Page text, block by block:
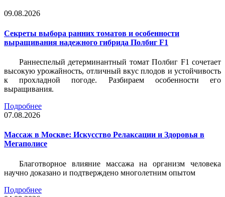
09.08.2026
Секреты выбора ранних томатов и особенности
выращивания надежного гибрида Полбиг F1
Раннеспелый детерминантный томат Полбиг F1 сочетает
высокую урожайность, отличный вкус плодов и устойчивость
к прохладной погоде. Разбираем особенности его
выращивания.
Подробнее
07.08.2026
Массаж в Москве: Искусство Релаксации и Здоровья в
Мегаполисе
Благотворное влияние массажа на организм человека
научно доказано и подтверждено многолетним опытом
Подробнее